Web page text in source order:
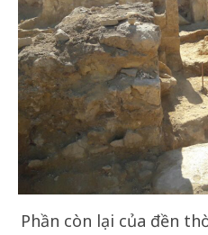
Phần còn lại của đền